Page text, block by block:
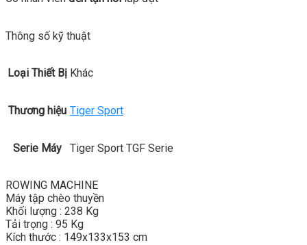
Thông số kỹ thuật
Loại Thiết Bị Khác
Thương hiệu Tiger Sport
Serie Máy Tiger Sport TGF Serie
ROWING MACHINE
Máy tập chèo thuyền
Khối lượng : 238 Kg
Tải trọng : 95 Kg
Kích thước : 149x133x153 cm